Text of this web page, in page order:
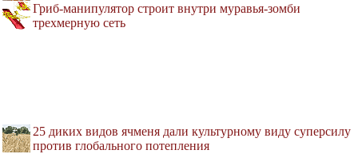
Гриб-манипулятор строит внутри муравья-зомби
трехмерную сеть
25 диких видов ячменя дали культурному виду суперсилу
против глобального потепления